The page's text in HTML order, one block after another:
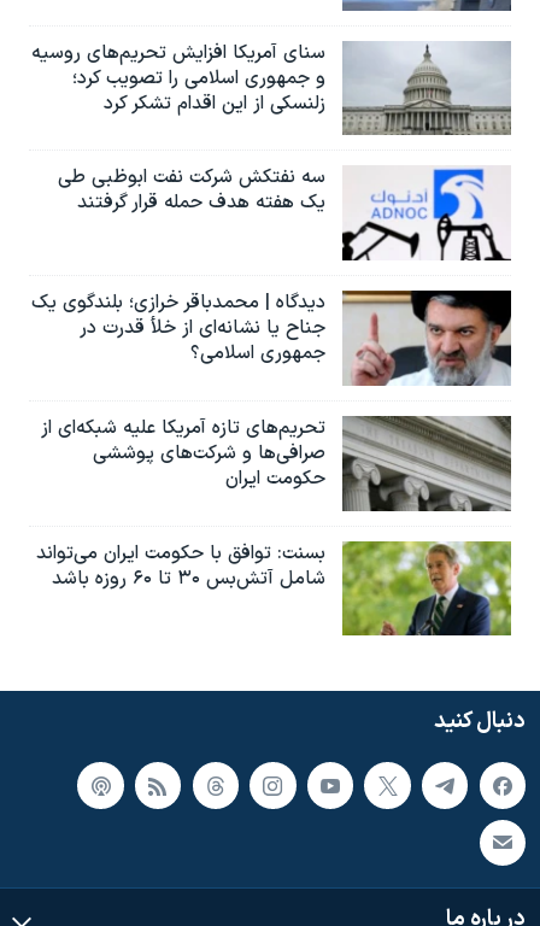
سنای آمریکا افزایش تحریم‌های روسیه
و جمهوری اسلامی را تصویب کرد؛
زلنسکی از این اقدام تشکر کرد
سه نفتکش شرکت نفت ابوظبی طی
یک هفته هدف حمله قرار گرفتند
دیدگاه | محمدباقر خرازی؛ بلندگوی یک
جناح یا نشانه‌ای از خلأ قدرت در
جمهوری اسلامی؟
تحریم‌های تازه آمریکا علیه شبکه‌ای از
صرافی‌ها و شرکت‌های پوششی
حکومت ایران
بسنت: توافق با حکومت ایران می‌تواند
شامل آتش‌بس ۳۰ تا ۶۰ روزه باشد
دنبال کنید
در باره ما